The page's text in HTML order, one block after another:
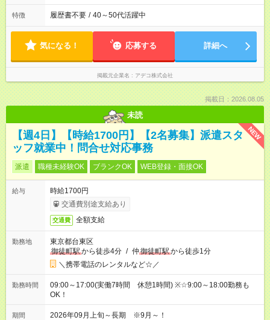
特徴 履歴書不要 / 40～50代活躍中
気になる！ 応募する 詳細へ
掲載元企業名 アデコ株式会社
掲載日：2026.08.05
未読
NEW
【週4日】【時給1700円】【2名募集】派遣スタ
ッフ就業中！問合せ対応事務
派遣 職種未経験OK ブランクOK WEB登録・面接OK
給与
時給1700円
交通費別途支給あり
交通費 全額支給
勤務地
東京都台東区
御徒町駅から徒歩4分 / 仲御徒町駅から徒歩1分
＼携帯電話のレンタルなど☆／
勤務時間
09:00～17:00(実働7時間 休憩1時間) ※☆9:00～18:00勤務も
OK！
期間 2026年09月上旬～長期 ※9月～！